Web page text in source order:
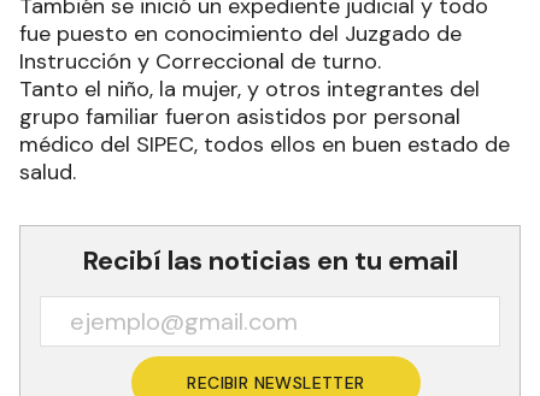
También se inició un expediente judicial y todo
fue puesto en conocimiento del Juzgado de
Instrucción y Correccional de turno.
Tanto el niño, la mujer, y otros integrantes del
grupo familiar fueron asistidos por personal
médico del SIPEC, todos ellos en buen estado de
salud.
Recibí las noticias en tu email
RECIBIR NEWSLETTER